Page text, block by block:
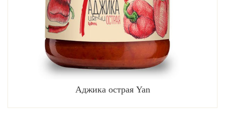
Аджика острая Yan